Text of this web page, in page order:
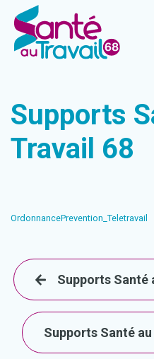
Supports
Travail 68
OrdonnancePrevention_Teletravail
Supports Santé
Supports Santé